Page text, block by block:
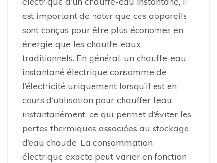
est important de noter que ces appareils
sont conçus pour être plus économes en
énergie que les chauffe-eaux
traditionnels. En général, un chauffe-eau
instantané électrique consomme de
l’électricité uniquement lorsqu’il est en
cours d’utilisation pour chauffer l’eau
instantanément, ce qui permet d’éviter les
pertes thermiques associées au stockage
d’eau chaude. La consommation
électrique exacte peut varier en fonction